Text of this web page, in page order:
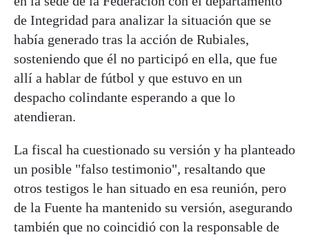
de Integridad para analizar la situación que se
había generado tras la acción de Rubiales,
sosteniendo que él no participó en ella, que fue
allí a hablar de fútbol y que estuvo en un
despacho colindante esperando a que lo
atendieran.
La fiscal ha cuestionado su versión y ha planteado
un posible "falso testimonio", resaltando que
otros testigos le han situado en esa reunión, pero
de la Fuente ha mantenido su versión, asegurando
también que no coincidió con la responsable de